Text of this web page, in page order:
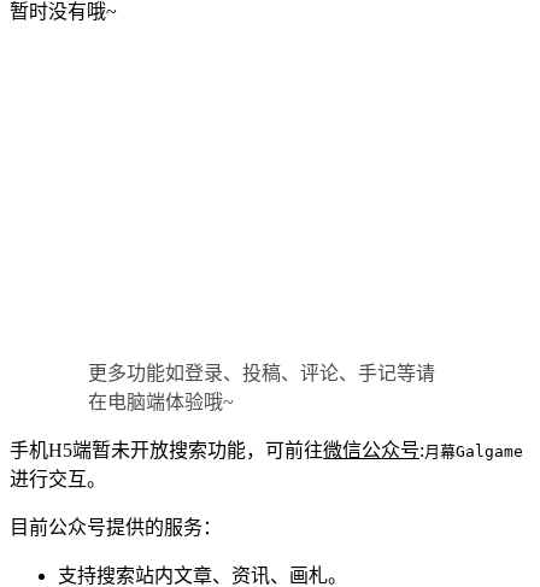
暂时没有哦~
更多功能如登录、投稿、评论、手记等请
在电脑端体验哦~
手机H5端暂未开放搜索功能，可前往微信公众号: 月幕Galgame
进行交互。
目前公众号提供的服务：
支持搜索站内文章、资讯、画札。